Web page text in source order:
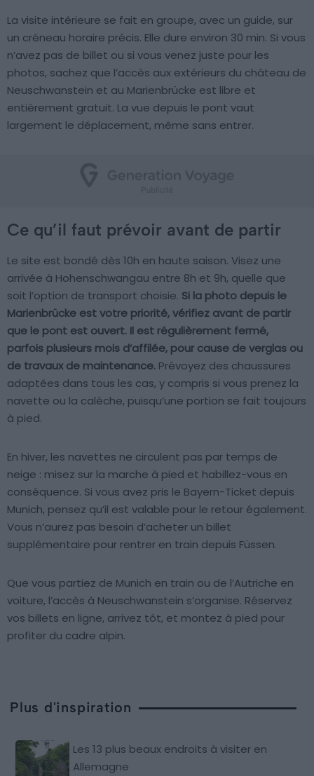
La visite intérieure se fait en groupe, avec un guide, sur
un créneau horaire précis. Elle dure environ 30 min. Si vous
n’avez pas de billet ou si vous venez juste pour les
photos, sachez que l’accès aux extérieurs du château de
Neuschwanstein et au Marienbrücke est libre et
entièrement gratuit. La vue depuis le pont vaut
largement le déplacement, même sans entrer.
Ce qu’il faut prévoir avant de partir
Le site est bondé dès 10h en haute saison. Visez une
arrivée à Hohenschwangau entre 8h et 9h, quelle que
soit l’option de transport choisie. Si la photo depuis le
Marienbrücke est votre priorité, vérifiez avant de partir
que le pont est ouvert. Il est régulièrement fermé,
parfois plusieurs mois d’affilée, pour cause de verglas ou
de travaux de maintenance. Prévoyez des chaussures
adaptées dans tous les cas, y compris si vous prenez la
navette ou la calèche, puisqu’une portion se fait toujours
à pied.
En hiver, les navettes ne circulent pas par temps de
neige : misez sur la marche à pied et habillez-vous en
conséquence. Si vous avez pris le Bayern-Ticket depuis
Munich, pensez qu’il est valable pour le retour également.
Vous n’aurez pas besoin d’acheter un billet
supplémentaire pour rentrer en train depuis Füssen.
Que vous partiez de Munich en train ou de l’Autriche en
voiture, l’accès à Neuschwanstein s’organise. Réservez
vos billets en ligne, arrivez tôt, et montez à pied pour
profiter du cadre alpin.
Plus d'inspiration
Les 13 plus beaux endroits à visiter en
Allemagne